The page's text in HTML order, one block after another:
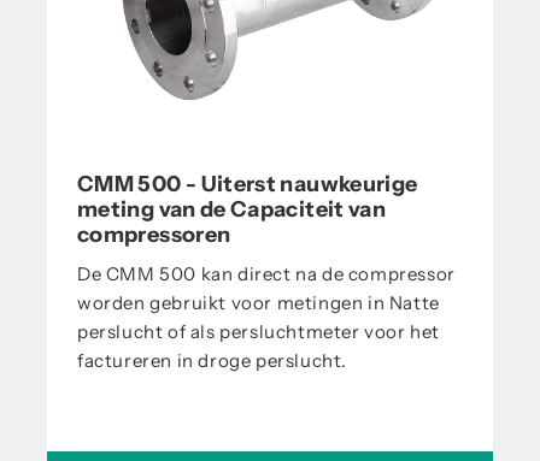
CMM 500 - Uiterst nauwkeurige
meting van de Capaciteit van
compressoren
De CMM 500 kan direct na de compressor
worden gebruikt voor metingen in Natte
perslucht of als persluchtmeter voor het
factureren in droge perslucht.